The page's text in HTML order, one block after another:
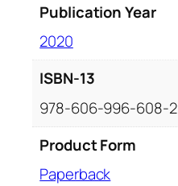
Publication Year
2020
ISBN-13
978-606-996-608-2
Product Form
Paperback